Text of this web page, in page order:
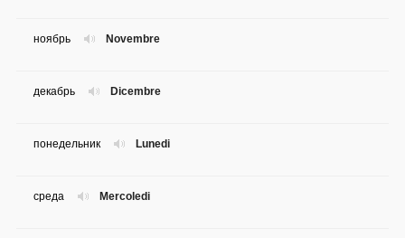
Novembre
ноябрь
Dicembre
декабрь
Lunedi
понедельник
Mercoledi
среда